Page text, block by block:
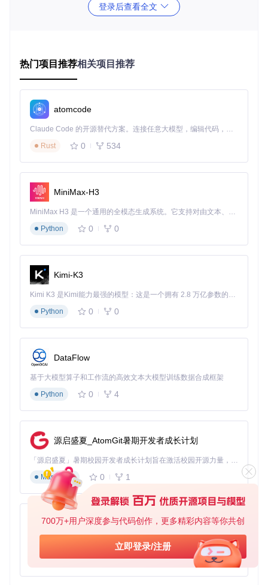
700万+用户深度参与代码创作，更多精彩内容等你共创
立即登录/注册
免修改系统分区带来的安全风险；其次支持精细化双卡管理
可独立配置主副卡的国家码参数；最后提供
解析实现思路：如何在免Root环境下修改系统
配置
Nrfr的技术核心在于对Android系统CarrierConfig机制的巧妙运
用。通过
ConfigManager.kt实现的核心逻辑，工具采用三步式工作流
🔍配置读取：通过系统API获取当前SIM卡的运营商配置信
息，包括国家码、网络类型等关键参数
🔧参数构建
(KEY_SIM_COUNTRY_ISO_OVERRIDE_STRING)和运营商
权限注入：借助Shizuku服务调用ICarrierConfigLoader接
口，将新配置注入系统服务层
这种实现方式的优势在于：不直接修改SIM卡数据，仅调整系
统读取方式；所有操作在应用层完成，无需触及系统分区；配
置修改实时生效，无需重启设备。
场景实践：三类典型问题的解决方案
解决区域应用限制问题
用户痛点
：TikTok、Netflix等应用因检测到非服务地区SIM卡
而限制功能
解决方案：通过Nrfr将国家码修改为目标服务地区（如美国
为"us"，日本为"jp"）
实际效果
：应用区域检测通过，完整功能解锁，内容推荐切换
为对应地区
修复国际漫游网络异常
用户痛点
解决方案：在Nrfr中选择与SIM卡归属地匹配的国家码，保存
后重启移动数据
实际效果：网络注册成功率提升，数据连接稳定性显著改善，
漫游套餐正常激活
优化设备本地化服务
用户痛点：三星健康等应用因SIM卡地区不匹配无法使用健康
：将国家码临时修改为设备销售地区代码
：应用验证通过，健康数据云端同步功能恢复，本地
化服务正常加载
登录后查看全文
热门项目推荐相关项目推荐
atomcode
Claude Code 的开源替代方案。连接任意大模型，编辑代码，运行命令，自动验证 — 全自动执行。用 Rust 构建，极致性能。 ｜ An open-source alternative to Claude Code. Connect any LLM, edit code, run commands, and verify changes — autonomously. Built in Rust for speed. Get Started
Rust
0 534
MiniMax-H3
MiniMax H3 是一个通用的全模态生成系统。它支持对由文本、图像、视频和音频组成的多模态上下文进行统一理解，并能生成分辨率高达 2K、时长可达 15 秒的带原生立体声音频的视频。得益于面向任务泛化的系统设计，H3 在预训练阶段就已具备广泛的多模态上下文理解与生成能力，能够出色地执行复杂的多模态指令。
Python
0 0
Kimi-K3
Kimi K3 是Kimi能力最强的模型：这是一个拥有 2.8 万亿参数的混合专家（MoE）模型，具备原生视觉理解能力，并支持 100 万 token 的上下文窗口。
Python
0 0
DataFlow
基于大模型算子和工作流的高效文本大模型训练数据合成框架
Python
0 4
源启盛夏_AtomGit暑期开发者成长计划
「源启盛夏」暑期校园开发者成长计划旨在激活校园开源力量，通过积分激励、认证扶持、资源倾斜等形式，引导高校组织和开发者完成「入驻 — 建项目 — 做贡献 — 获认证 — 得资源」的完整闭环。无论你是想带领社团入驻平台的组织者，还是希望用代码贡献证明自己的开发者，都能在这里找到属于你的成长路径。
Markdown
0 1
py-xiaozhi
基于Python的Xiaozhi AI，适用于想要完整Xiaozhi体验而无需拥有专用硬件的用户。
Python
0 1